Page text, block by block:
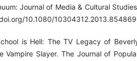
Journal of Media & Cultural
10.1080/10304312.2013.854869
is Hell: The TV Legacy of
Vampire Slayer. The Journal of